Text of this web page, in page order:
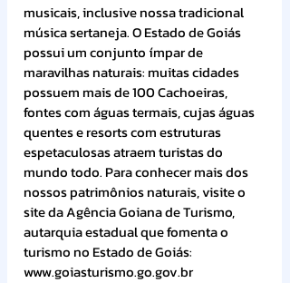
musicais, inclusive nossa tradicional
música sertaneja. O Estado de Goiás
possui um conjunto ímpar de
maravilhas naturais: muitas cidades
possuem mais de 100 Cachoeiras,
fontes com águas termais, cujas águas
quentes e resorts com estruturas
espetaculosas atraem turistas do
mundo todo. Para conhecer mais dos
nossos patrimônios naturais, visite o
site da Agência Goiana de Turismo,
autarquia estadual que fomenta o
turismo no Estado de Goiás:
www.goiasturismo.go.gov.br